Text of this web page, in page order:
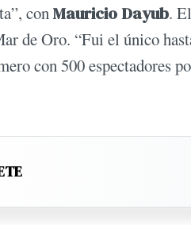
conMauricio Dayub.
de Oro. “Fui el único
con 500 espectadores